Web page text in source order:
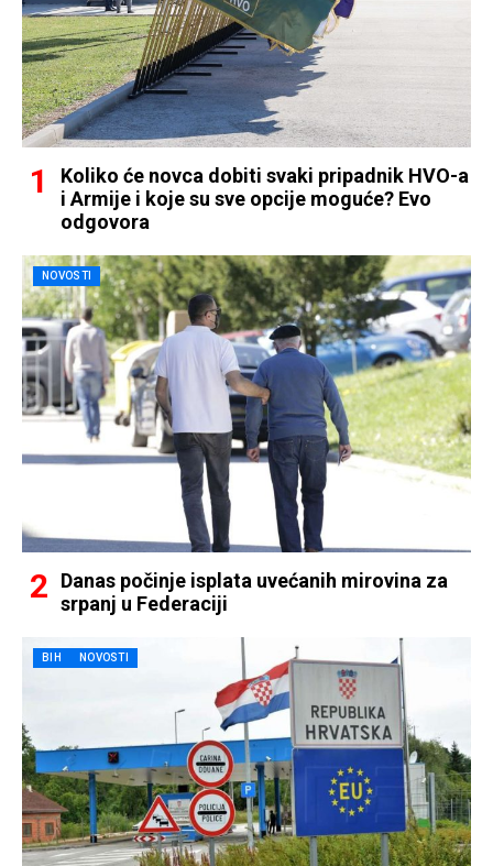
Koliko će novca dobiti svaki pripadnik HVO-a
i Armije i koje su sve opcije moguće? Evo
odgovora
NOVOSTI
Danas počinje isplata uvećanih mirovina za
srpanj u Federaciji
BIH NOVOSTI